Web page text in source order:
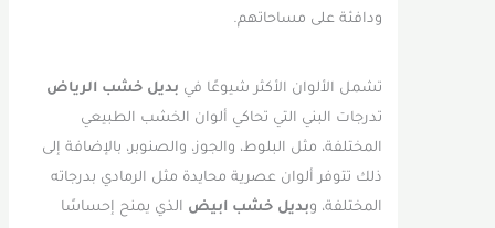
ودافئة على مساحاتهم.
تشمل الألوان الأكثر شيوعًا فيبديل خشب الرياض
تدرجات البني التي تحاكي ألوان الخشب الطبيعي
المختلفة، مثل البلوط، والجوز، والصنوبر، بالإضافة إلى
ذلك تتوفر ألوان عصرية محايدة مثل الرمادي بدرجاته
المختلفة، وبديل خشب ابيضالذي يمنح إحساسًا